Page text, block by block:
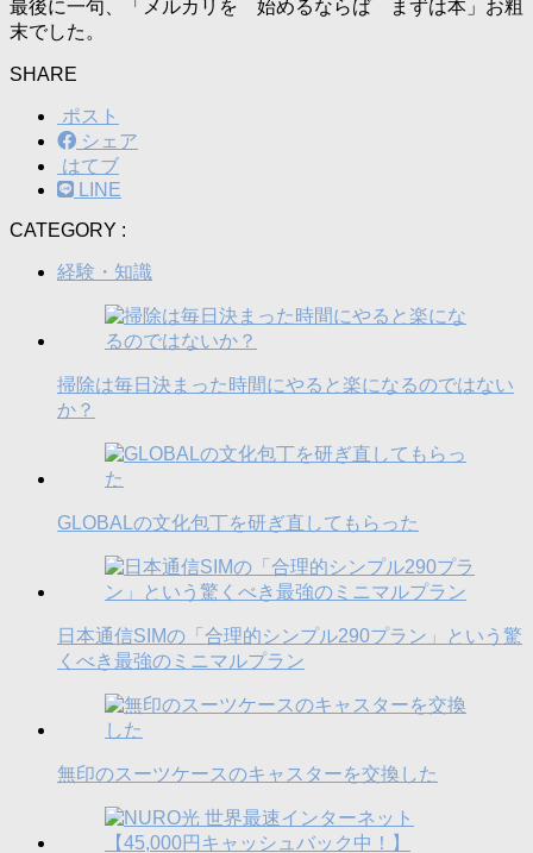
最後に一句、「メルカリを 始めるならば まずは本」お粗
末でした。
SHARE
ポスト
シェア
はてブ
LINE
CATEGORY :
経験・知識
掃除は毎日決まった時間にやると楽になるのではない
か？
GLOBALの文化包丁を研ぎ直してもらった
日本通信SIMの「合理的シンプル290プラン」という驚
くべき最強のミニマルプラン
無印のスーツケースのキャスターを交換した